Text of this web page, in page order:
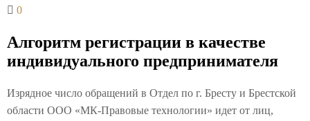
0
Алгоритм регистрации в качестве
индивидуального предпринимателя
Изрядное число обращений в Отдел по г. Бресту и Брестской
области ООО «МК-Правовые технологии» идет от лиц,